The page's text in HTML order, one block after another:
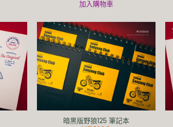
加入購物車
暗黑版野狼125 筆記本